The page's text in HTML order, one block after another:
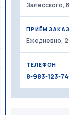
Залесского,
ПРИЁМ
Ежедневно,
ТЕЛЕФОН
8-983-123-